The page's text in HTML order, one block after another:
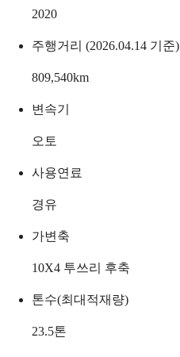
2020
주행거리 (2026.04.14 기준)
809,540km
변속기
오토
사용연료
경유
가변축
10X4 투쓰리 후축
톤수(최대적재량)
23.5톤